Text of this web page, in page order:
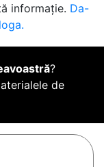
informație. Da-
?
de